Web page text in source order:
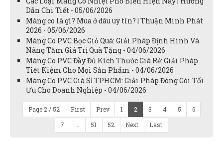
Dẫn Chi Tiết - 05/06/2026
Màng co là gì? Mua ở đâu uy tín? | Thuận Minh Phát
2026 - 05/06/2026
Màng Co PVC Bọc Giỏ Quà: Giải Pháp Định Hình Và
Nâng Tầm Giá Trị Quà Tặng - 04/06/2026
Màng Co PVC Đầy Đủ Kích Thước Giá Rẻ: Giải Pháp
Tiết Kiệm Cho Mọi Sản Phẩm - 04/06/2026
Màng Co PVC Giá Sỉ TPHCM: Giải Pháp Đóng Gói Tối
Ưu Cho Doanh Nghiệp - 04/06/2026
Page 2 / 52 First Prev 1 2 3 4 5
6
7
51 52 Next Last